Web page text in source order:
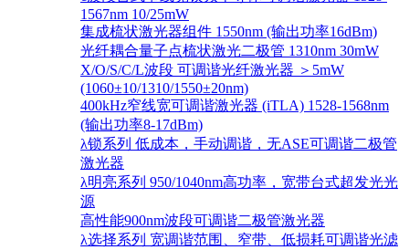
1567nm 10/25mW
集成梳状激光器组件 1550nm (输出功率16dBm)
光纤耦合量子点梳状激光二极管 1310nm 30mW
X/O/S/C/L波段 可调谐光纤激光器 ＞5mW
(1060±10/1310/1550±20nm)
400kHz窄线宽可调谐激光器 (iTLA) 1528-1568nm
(输出功率8-17dBm)
λ锁系列 低成本，手动调谐，无ASE可调谐二极管
激光器
λ明亮系列 950/1040nm高功率，宽带台式超发光光
源
高性能900nm波段可调谐二极管激光器
λ选择系列 宽调谐范围、窄带、低损耗可调谐光滤